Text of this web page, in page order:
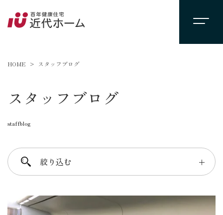
HOME スタッフブログ
スタッフブログ
staffblog
絞り込む ＋
進士 芳：FREE TIME
柴田 守：koko a koko
千葉 徳義：Nori’s room